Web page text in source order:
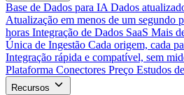
Base de Dados para IA Dados
Atualização em menos de um segundo
horas Integração de Dados SaaS Mais
Única de Ingestão Cada origem, cada
Integração rápida e compatível, sem
Plataforma Conectores Preço Estudos
Recursos